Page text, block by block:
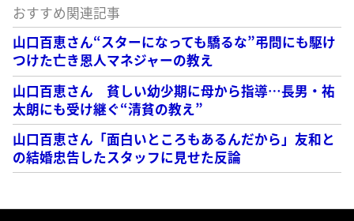
おすすめ関連記事
山口百恵さん“スターになっても驕るな”弔問にも駆け
つけた亡き恩人マネジャーの教え
山口百恵さん 貧しい幼少期に母から指導…長男・祐
太朗にも受け継ぐ“清貧の教え”
山口百恵さん「面白いところもあるんだから」友和と
の結婚忠告したスタッフに見せた反論